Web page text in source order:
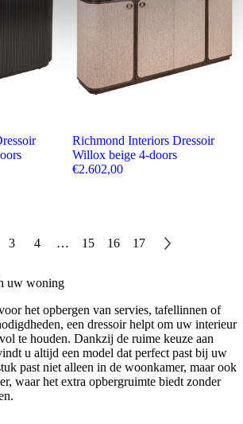
Richmond Interiors Dressoir
Willox beige 4-doors
€2.602,00
3 4 … 15 16 17
uw woning
het opbergen van servies, tafellinnen of
een dressoir helpt om uw interieur
te houden. Dankzij de ruime keuze aan
u altijd een model dat perfect past bij uw
past niet alleen in de woonkamer, maar ook
waar het extra opbergruimte biedt zonder